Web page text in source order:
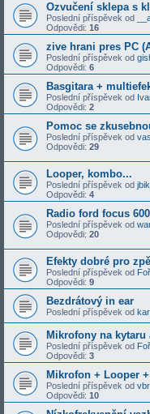
Ozvučení sklepa s
Poslední příspěvek od
Odpovědi: 16
zive hrani pres PC
Poslední příspěvek od
Odpovědi: 6
Basgitara +
Poslední příspěvek od
Odpovědi: 2
Pomoc se
Poslední příspěvek od
Odpovědi: 29
Looper, kombo...
Poslední příspěvek od
Odpovědi: 4
Radio ford focus
Poslední příspěvek od
Odpovědi: 20
Efekty dobré pro
Poslední příspěvek od
Odpovědi: 9
Bezdrátový in ear
Poslední příspěvek od
Mikrofony na kytaru
Poslední příspěvek od
Odpovědi: 3
Mikrofon + Looper
Poslední příspěvek od
Odpovědi: 10